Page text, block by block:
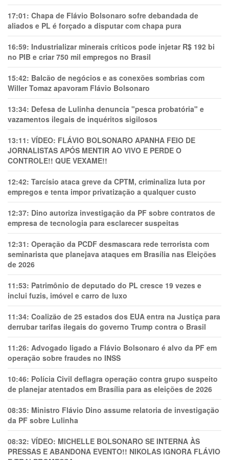
17:01: Chapa de Flávio Bolsonaro sofre debandada de
aliados e PL é forçado a disputar com chapa pura
16:59: Industrializar minerais críticos pode injetar R$ 192 bi
no PIB e criar 750 mil empregos no Brasil
15:42: Balcão de negócios e as conexões sombrias com
Willer Tomaz apavoram Flávio Bolsonaro
13:34: Defesa de Lulinha denuncia "pesca probatória" e
vazamentos ilegais de inquéritos sigilosos
13:11: VÍDEO: FLÁVIO BOLSONARO APANHA FEIO DE
JORNALISTAS APÓS MENTIR AO VIVO E PERDE O
CONTROLE!! QUE VEXAME!!
12:42: Tarcísio ataca greve da CPTM, criminaliza luta por
empregos e tenta impor privatização a qualquer custo
12:37: Dino autoriza investigação da PF sobre contratos de
empresa de tecnologia para esclarecer suspeitas
12:31: Operação da PCDF desmascara rede terrorista com
seminarista que planejava ataques em Brasília nas Eleições
de 2026
11:53: Patrimônio de deputado do PL cresce 19 vezes e
inclui fuzis, imóvel e carro de luxo
11:34: Coalizão de 25 estados dos EUA entra na Justiça para
derrubar tarifas ilegais do governo Trump contra o Brasil
11:26: Advogado ligado a Flávio Bolsonaro é alvo da PF em
operação sobre fraudes no INSS
10:46: Polícia Civil deflagra operação contra grupo suspeito
de planejar atentados em Brasília para as eleições de 2026
08:35: Ministro Flávio Dino assume relatoria de investigação
da PF sobre Lulinha
08:32: VÍDEO: MICHELLE BOLSONARO SE INTERNA ÀS
PRESSAS E ABANDONA EVENTO!! NIKOLAS IGNORA FLÁVIO